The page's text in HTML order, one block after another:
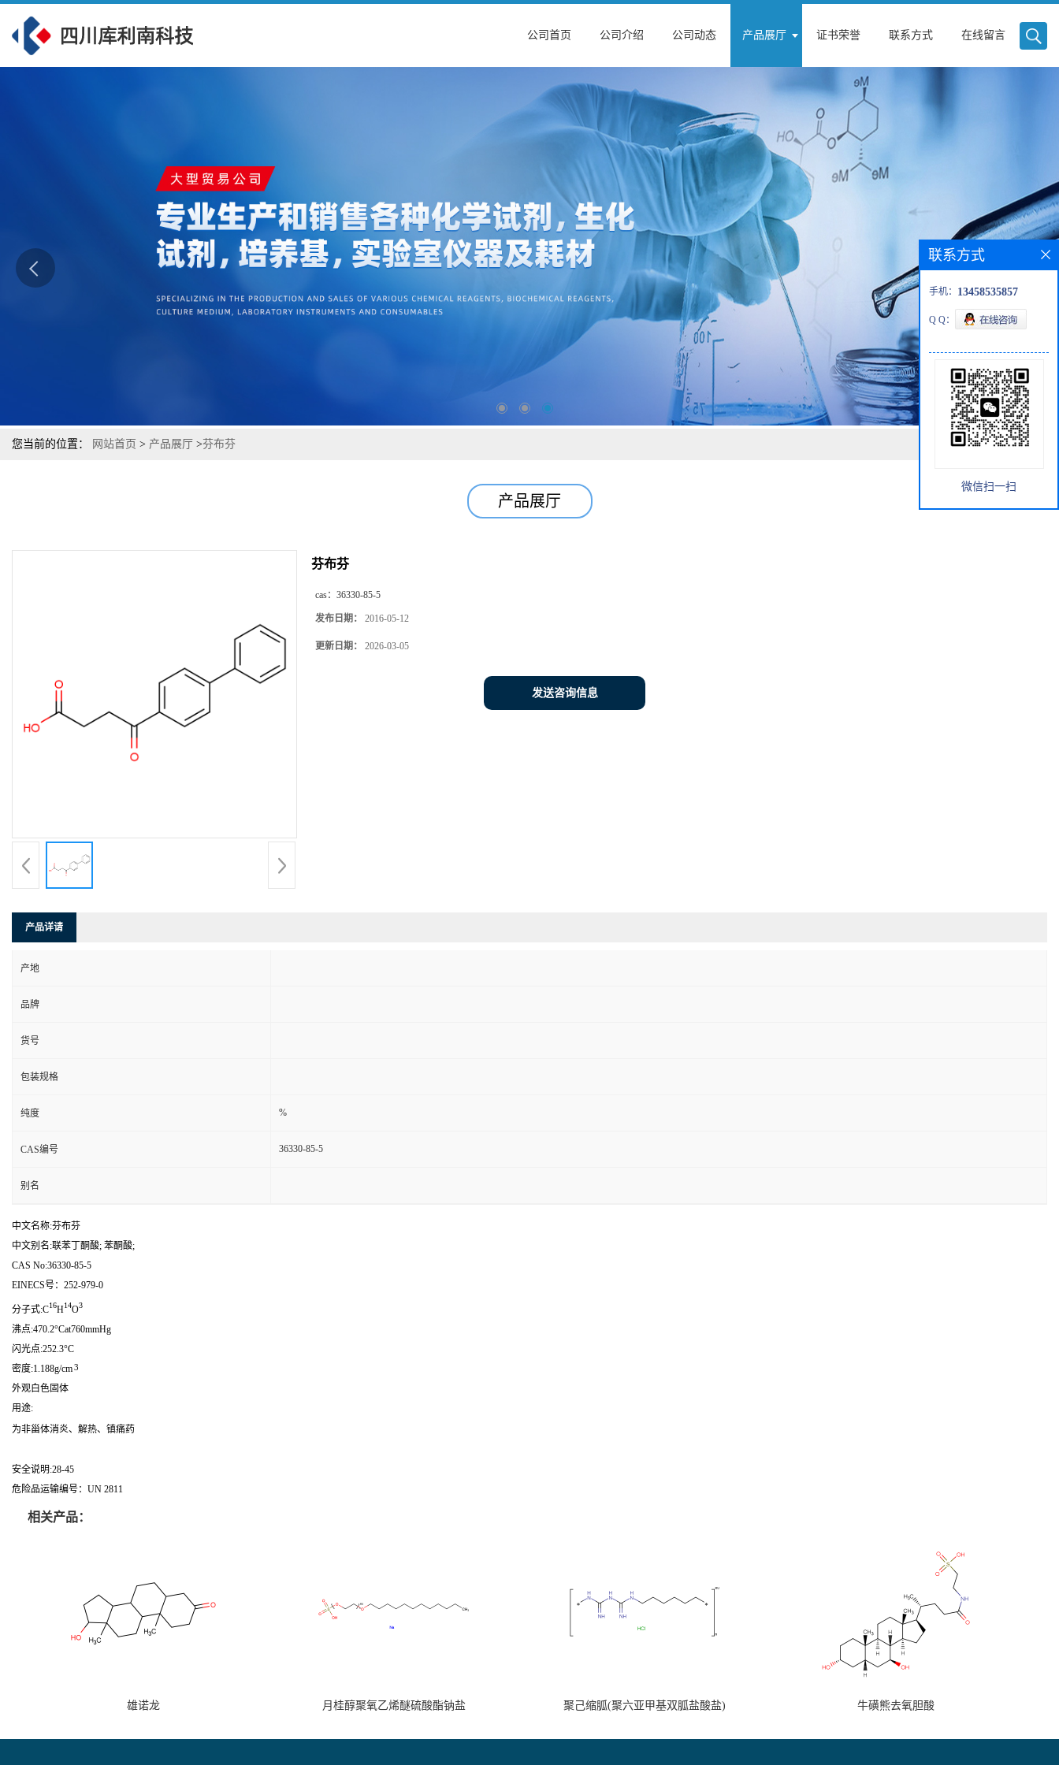
公司首页 公司介绍 公司动态 产品展厅 证书荣誉 联系方式 在线留言
您当前的位置： 网站首页 > 产品展厅 >芬布芬
产品展厅
芬布芬
cas： 36330-85-5
发布日期： 2016-05-12
更新日期： 2026-03-05
发送咨询信息
产品详请
产地
品牌
货号
包装规格
纯度 %
CAS编号 36330-85-5
别名
中文名称:芬布芬
中文别名:联苯丁酮酸; 苯酮酸;
CAS No:36330-85-5
EINECS号：252-979-0
分子式:C16H14O3
沸点:470.2°Cat760mmHg
闪光点:252.3°C
密度:1.188g/cm3
外观白色固体
用途:
为非甾体消炎、解热、镇痛药
安全说明:28-45
危险品运输编号：UN 2811
相关产品：
雄诺龙 月桂醇聚氧乙烯醚硫酸酯钠盐 聚己缩胍(聚六亚甲基双胍盐酸盐) 牛磺熊去氧胆酸
联系方式
手机： 13458535857
Q Q：
微信扫一扫